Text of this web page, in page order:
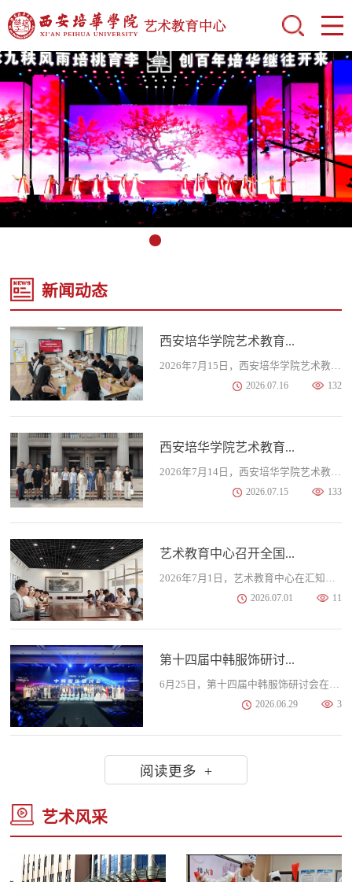
新闻动态
西安培华学院艺术教育...
132
2026.07.16
西安培华学院艺术教育...
133
2026.07.15
艺术教育中心召开全国...
11
2026.07.01
第十四届中韩服饰研讨...
3
2026.06.29
阅读更多 +
艺术风采